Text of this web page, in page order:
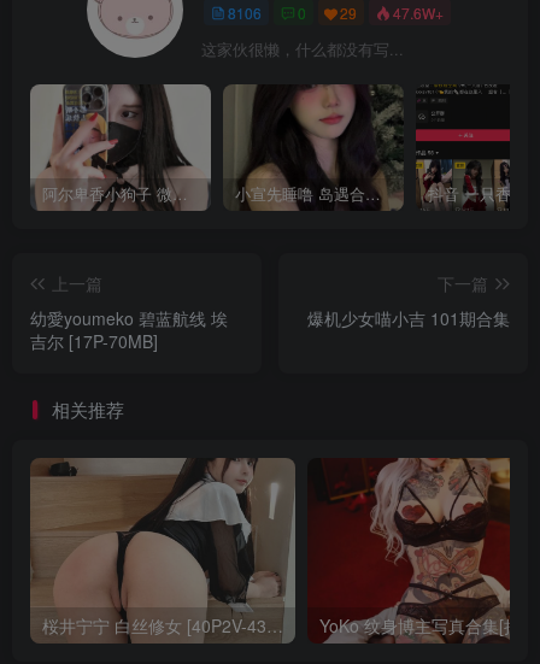
8106 0 29 47.6W+
这家伙很懒，什么都没有写...
阿尔卑香小狗子 微密圈合集[40套][持续更新2023.12.14] 小宣先睡噜 岛遇合集[持续更新2025.08.27]
上一篇
幼愛youmeko 碧蓝航线 埃
吉尔 [17P-70MB]
下一篇
爆机少女喵小吉 101期合集
相关推荐
桜井宁宁 白丝修女 [40P2V-438MB]VIP